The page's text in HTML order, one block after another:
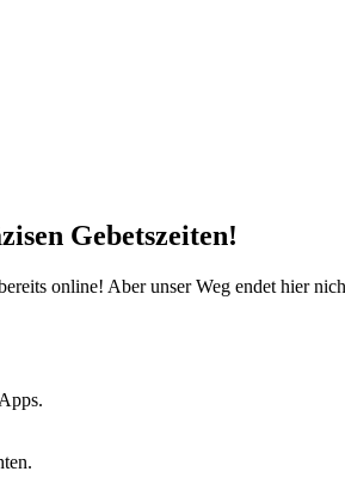
Gebetszeiten!
online! Aber unser Weg endet hier